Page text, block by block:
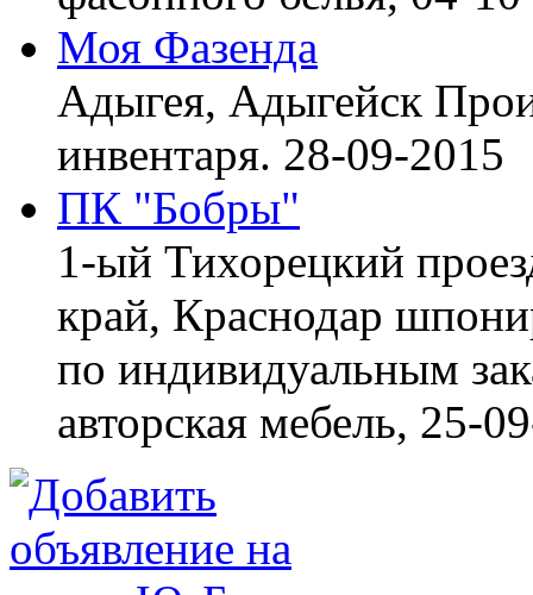
Моя Фазенда
Адыгея, Адыгейск
инвентаря. 28-09-2015
ПК "Бобры"
1-ый Тихорецкий
край, Краснодар
по индивидуальным
авторская мебель, 25-